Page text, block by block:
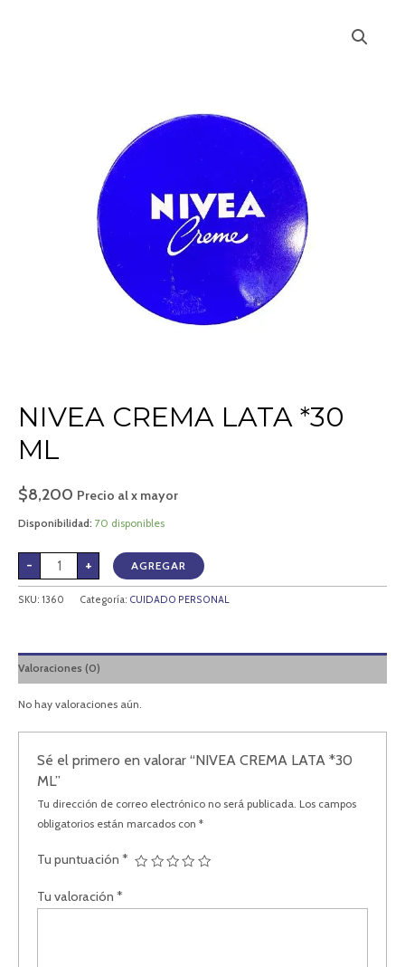
NIVEA CREMA LATA *30
ML
$8,200 Precio al x mayor
Disponibilidad: 70 disponibles
- + AGREGAR
SKU: 1360 Categoría: CUIDADO PERSONAL
Valoraciones (0)
No hay valoraciones aún.
Sé el primero en valorar “NIVEA CREMA LATA *30
ML”
Tu dirección de correo electrónico no será publicada. Los campos
obligatorios están marcados con*
Tu puntuación*
Tu valoración*